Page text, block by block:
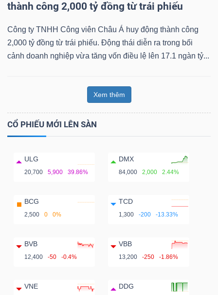
thành công 2,000 tỷ đồng từ trái phiếu
Công ty TNHH Công viên Châu Á huy động thành công
2,000 tỷ đồng từ trái phiếu. Động thái diễn ra trong bối
cảnh doanh nghiệp vừa tăng vốn điều lệ lên 17.1 ngàn tỷ...
Xem thêm
CỔ PHIẾU MỚI LÊN SÀN
ULG
20,700 5,900 39.86%
DMX
84,000 2,000 2.44%
BCG
2,500 0 0%
TCD
1,300 -200 -13.33%
BVB
12,400 -50 -0.4%
VBB
13,200 -250 -1.86%
VNE DDG